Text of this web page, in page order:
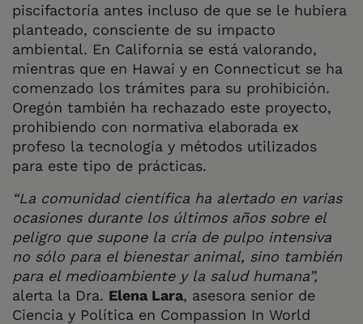
piscifactoría antes incluso de que se le hubiera
planteado, consciente de su impacto
ambiental. En California se está valorando,
mientras que en Hawai y en Connecticut se ha
comenzado los trámites para su prohibición.
Oregón también ha rechazado este proyecto,
prohibiendo con normativa elaborada ex
profeso la tecnología y métodos utilizados
para este tipo de prácticas.
“La comunidad científica ha alertado en varias
ocasiones durante los últimos años sobre el
peligro que supone la cría de pulpo intensiva
no sólo para el bienestar animal, sino también
para el medioambiente y la salud humana”,
alerta la Dra. Elena Lara, asesora senior de
Ciencia y Política en Compassion In World